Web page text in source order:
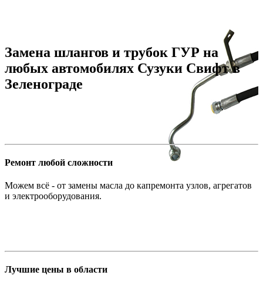
Замена шлангов и трубок ГУР на
любых автомобилях Сузуки Свифт в
Зеленограде
Ремонт любой сложности
Можем всё - от замены масла до капремонта узлов, агрегатов
и электрооборудования.
Лучшие цены в области